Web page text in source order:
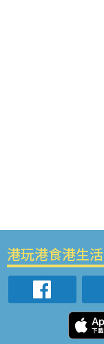
港玩港食港生活